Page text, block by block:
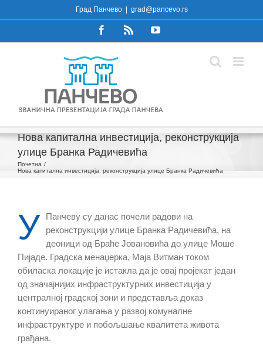
to
Град Панчево grad@pancevo.rs
FacebookRss YouTube
Нова капитална инвестиција, реконструкција
улице Бранка Радичевића
Почетна
Нова капитална инвестиција, реконструкција улице Бранка Радичевића
У
Панчеву су данас почели радови на
реконструкцији улице Бранка Радичевића, на
деоници од Браће Јовановића до улице Моше
Пијаде. Градска менаџерка, Маја Витман током
обиласка локације је истакла да је овај пројекат један
од значајнијих инфраструктурних инвестиција у
централној градској зони и представља доказ
континуираног улагања у развој комуналне
инфраструктуре и побољшање квалитета живота
грађана.